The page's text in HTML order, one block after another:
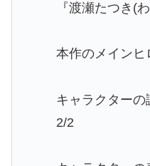
『渡瀬たつき(
本作のメインヒ
キャラクターの
2/2